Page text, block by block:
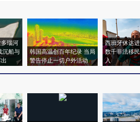
瑙河
沉船与
韩国高温创百年纪录 当局
警告停止一切户外活动
西班牙休达
数千非法移
入